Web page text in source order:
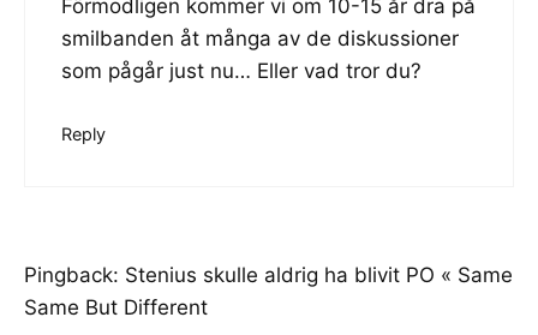
Förmodligen kommer vi om 10-15 år dra på
smilbanden åt många av de diskussioner
som pågår just nu… Eller vad tror du?
Reply
Pingback: Stenius skulle aldrig ha blivit PO « Same
Same But Different